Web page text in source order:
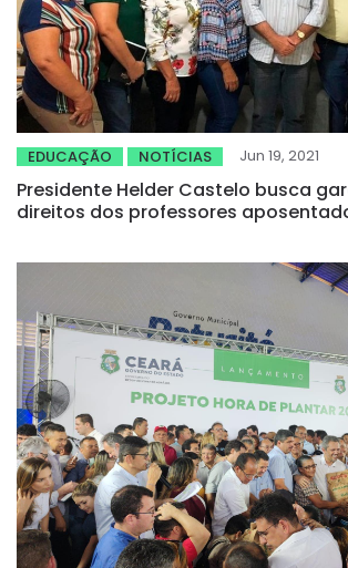
EDUCAÇÃO NOTÍCIAS Jun 19, 2021
Presidente Helder Castelo busca
direitos dos professores